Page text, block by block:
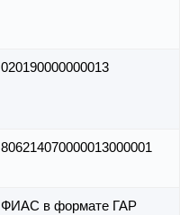
020190000000013
806214070000013000001
ФИАС в формате ГАР